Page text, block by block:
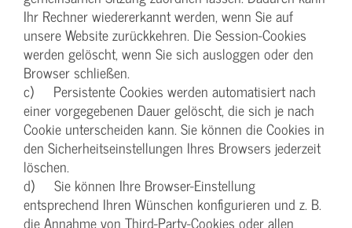
Ihr Rechner wiedererkannt werden, wenn Sie auf
unsere Website zurückkehren. Die Session-Cookies
werden gelöscht, wenn Sie sich ausloggen oder den
Browser schließen.
c) Persistente Cookies werden automatisiert nach
einer vorgegebenen Dauer gelöscht, die sich je nach
Cookie unterscheiden kann. Sie können die Cookies in
den Sicherheitseinstellungen Ihres Browsers jederzeit
löschen.
d) Sie können Ihre Browser-Einstellung
entsprechend Ihren Wünschen konfigurieren und z. B.
die Annahme von Third-Party-Cookies oder allen